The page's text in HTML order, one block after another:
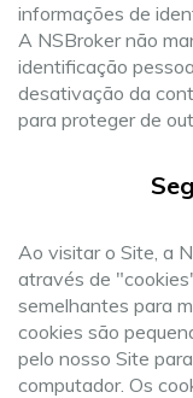
informações de
A NSBroker não
identificação
desativação da
para proteger de
Ao visitar o Site, a
através de
semelhantes para
cookies são
pelo nosso Site
computador. Os